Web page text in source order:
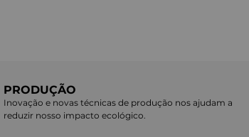
PRODUÇÃO
Inovação e novas técnicas de produção nos ajudam a
reduzir nosso impacto ecológico.